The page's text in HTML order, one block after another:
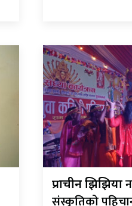
प्राचीन झिझिया
संस्कृतिको